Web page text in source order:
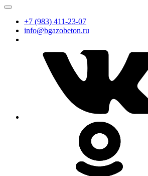
+7 (983) 411-23-07
info@bgazobeton.ru